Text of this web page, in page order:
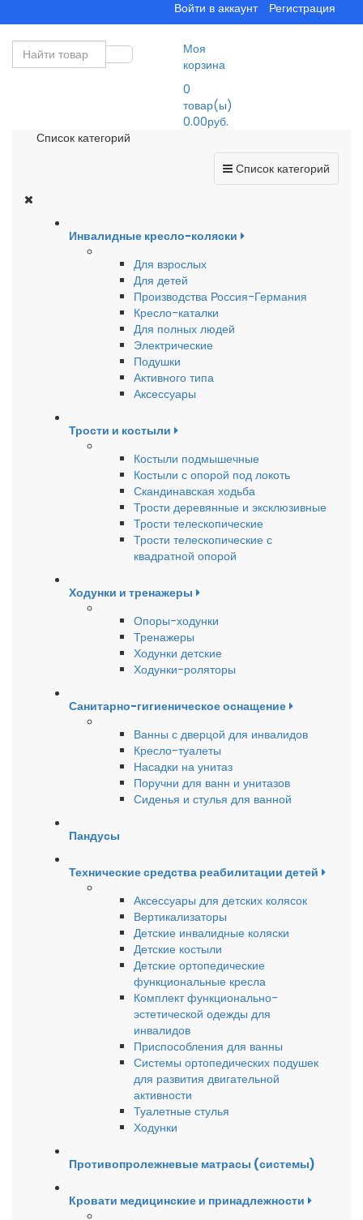
Войти в аккаунт Регистрация
Моя
корзина
0
товар(ы)
0.00руб.
Список категорий
Список категорий
Инвалидные кресло-коляски
Для взрослых
Для детей
Производства Россия-Германия
Кресло-каталки
Для полных людей
Электрические
Подушки
Активного типа
Аксессуары
Трости и костыли
Костыли подмышечные
Костыли с опорой под локоть
Скандинавская ходьба
Трости деревянные и эксклюзивные
Трости телескопические
Трости телескопические с
квадратной опорой
Ходунки и тренажеры
Опоры-ходунки
Тренажеры
Ходунки детские
Ходунки-роляторы
Санитарно-гигиеническое оснащение
Ванны с дверцой для инвалидов
Кресло-туалеты
Насадки на унитаз
Поручни для ванн и унитазов
Сиденья и стулья для ванной
Пандусы
Технические средства реабилитации детей
Аксессуары для детских колясок
Вертикализаторы
Детские инвалидные коляски
Детские костыли
Детские ортопедические
функциональные кресла
Комплект функционально-
эстетической одежды для
инвалидов
Приспособления для ванны
Системы ортопедических подушек
для развития двигательной
активности
Туалетные стулья
Ходунки
Противопролежневые матрасы (системы)
Кровати медицинские и принадлежности